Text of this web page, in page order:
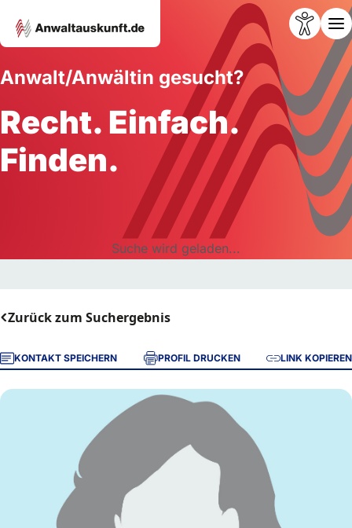
Anwalt/Anwältin gesucht?
Recht. Einfach.
Finden.
Suche wird geladen...
Zurück zum Suchergebnis
KONTAKT SPEICHERN PROFIL DRUCKEN LINK KOPIEREN